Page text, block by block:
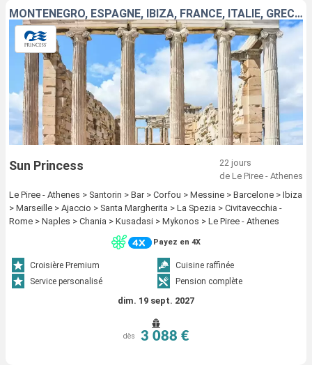
MONTÉNÉGRO, ESPAGNE, IBIZA, FRANCE, ITALIE, GRÈCE, TURQUIE
Sun Princess
22 jours
de Le Piree - Athenes
Le Piree - Athenes > Santorin > Bar > Corfou > Messine > Barcelone > Ibiza
> Marseille > Ajaccio > Santa Margherita > La Spezia > Civitavecchia -
Rome > Naples > Chania > Kusadasi > Mykonos > Le Piree - Athenes
Payez en 4X
Croisière Premium
Cuisine raffinée
Service personalisé
Pension complète
dim. 19 sept. 2027
dès 3 088 €